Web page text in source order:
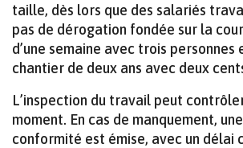
taille, dès lors que des salariés
pas de dérogation fondée sur la
d’une semaine avec trois
chantier de deux ans avec deux
L’inspection du travail peut
moment. En cas de manquement,
conformité est émise, avec un délai